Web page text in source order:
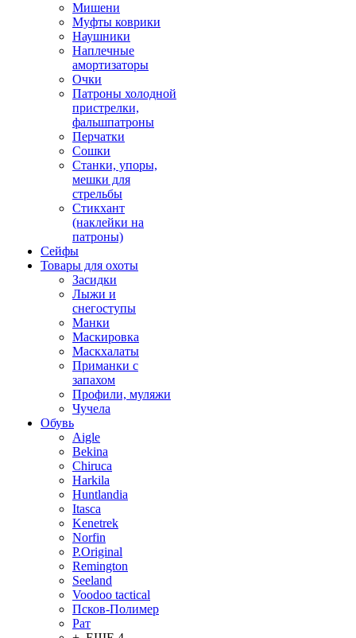
Мишени
Муфты коврики
Наушники
Наплечные
амортизаторы
Очки
Патроны холодной
пристрелки,
фальшпатроны
Перчатки
Сошки
Станки, упоры,
мешки для
стрельбы
Стикхант
(наклейки на
патроны)
Сейфы
Товары для охоты
Засидки
Лыжи и
снегоступы
Манки
Маскировка
Маскхалаты
Приманки с
запахом
Профили, муляжи
Чучела
Обувь
Aigle
Bekina
Chiruсa
Harkila
Huntlandia
Itasca
Kenetrek
Norfin
P.Original
Remington
Seeland
Voodoo tactical
Псков-Полимер
Рат